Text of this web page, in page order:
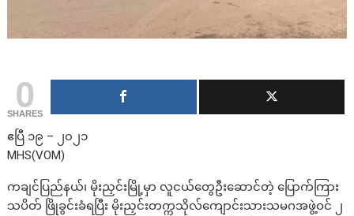
0
SHARES
ဧပြီ ၁၉ – ၂၀၂၁
MHS(VOM)
ကချင်ပြည်နယ်၊ မိုးညှင်းမြို့မှာ လူငယ်တွေဦးဆောင်တဲ့ ပြောက်ကြား
သပိတ် ဖြိုခွင်းခံရပြီး မိုးညှင်းတက္ကသိုလ်ကျောင်းသားသမဂအဖွဲ့ဝင် ၂